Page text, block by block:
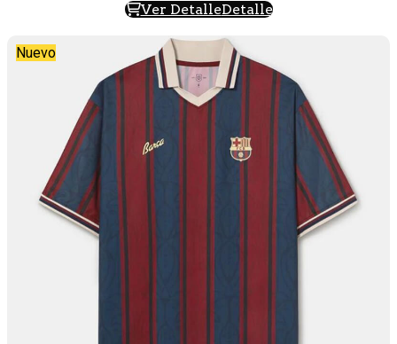
Ver DetalleDetalle
Nuevo